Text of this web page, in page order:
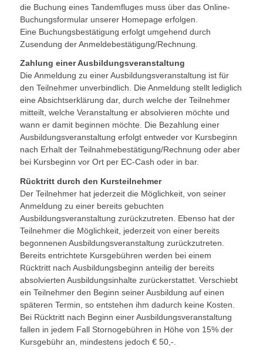
die Buchung eines Tandemfluges muss über das Online-
Buchungsformular unserer Homepage erfolgen.
Eine Buchungsbestätigung erfolgt umgehend durch
Zusendung der Anmeldebestätigung/Rechnung.
Zahlung einer Ausbildungsveranstaltung
Die Anmeldung zu einer Ausbildungsveranstaltung ist für
den Teilnehmer unverbindlich. Die Anmeldung stellt lediglich
eine Absichtserklärung dar, durch welche der Teilnehmer
mitteilt, welche Veranstaltung er absolvieren möchte und
wann er damit beginnen möchte. Die Bezahlung einer
Ausbildungsveranstaltung erfolgt entweder vor Kursbeginn
nach Erhalt der Teilnahmebestätigung/Rechnung oder aber
bei Kursbeginn vor Ort per EC-Cash oder in bar.
Rücktritt durch den Kursteilnehmer
Der Teilnehmer hat jederzeit die Möglichkeit, von seiner
Anmeldung zu einer bereits gebuchten
Ausbildungsveranstaltung zurückzutreten. Ebenso hat der
Teilnehmer die Möglichkeit, jederzeit von einer bereits
begonnenen Ausbildungsveranstaltung zurückzutreten.
Bereits entrichtete Kursgebühren werden bei einem
Rücktritt nach Ausbildungsbeginn anteilig der bereits
absolvierten Ausbildungsinhalte zurückerstattet. Verschiebt
ein Teilnehmer den Beginn seiner Ausbildung auf einen
späteren Termin, so entstehen ihm dadurch keine Kosten.
Bei Rücktritt nach Beginn einer Ausbildungsveranstaltung
fallen in jedem Fall Stornogebühren in Höhe von 15% der
Kursgebühr an, mindestens jedoch € 50,-.